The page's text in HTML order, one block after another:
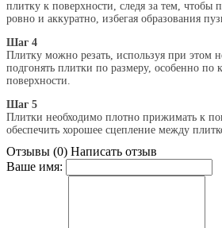
плитку к поверхности, следя за тем, чтобы
ровно и аккуратно, избегая образования
Шаг 4
Плитку можно резать, используя при
подгонять плитки по размеру, особенно по
поверхности.
Шаг 5
Плитки необходимо плотно прижимать к
обеспечить хорошее сцепление между
Отзывы (0) Написать отзыв
Ваше имя: